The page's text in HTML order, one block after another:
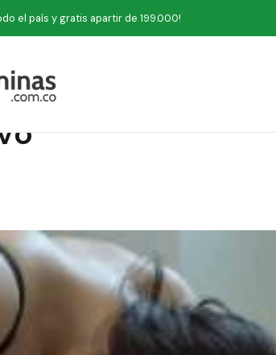
el país y gratis apartir de 199.000!
tu sistema digestivo
regula tu sistema